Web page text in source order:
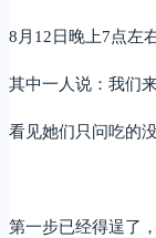
8月12日晚上7点左
其中一人说：我们
看见她们只问吃的
第一步已经得逞了